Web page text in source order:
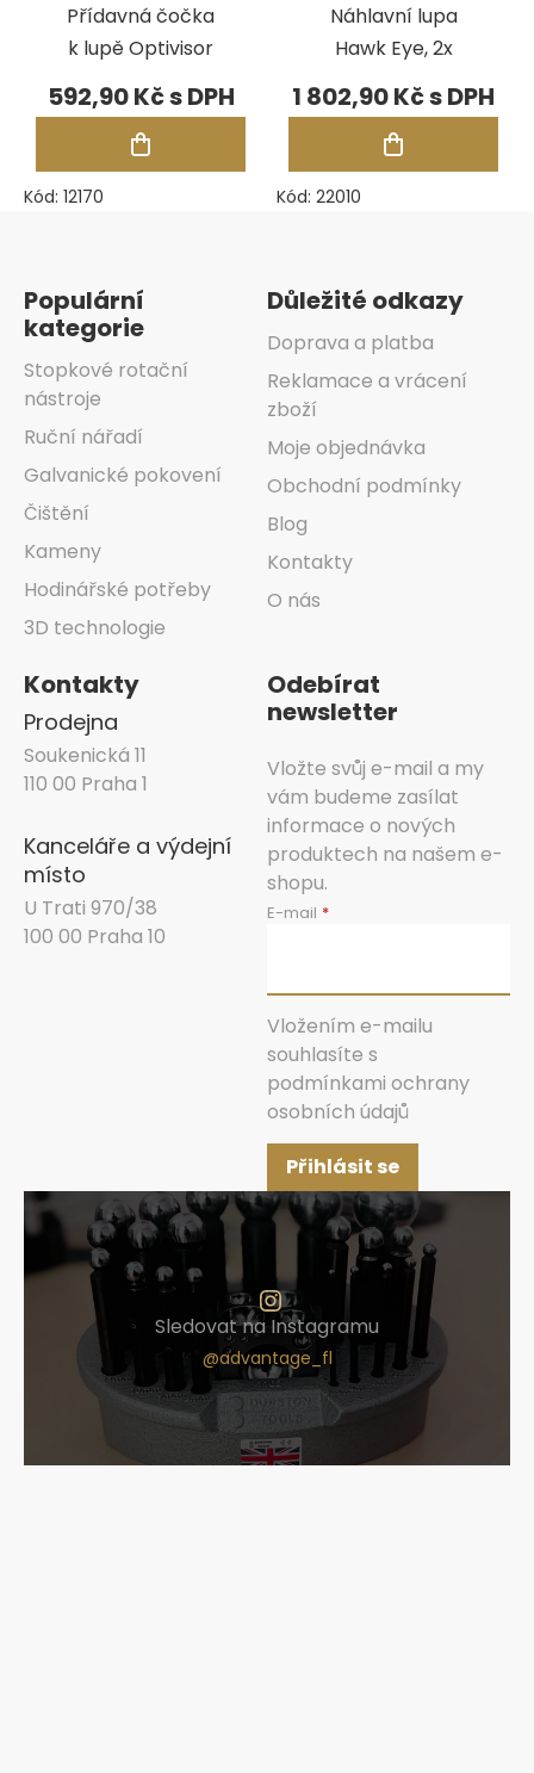
Přídavná čočka
k lupě Optivisor
592,90 Kč
Kód: 12170
Náhlavní lupa
Hawk Eye, 2x
1 802,90 Kč
Kód: 22010
Populární
kategorie
Stopkové rotační
nástroje
Ruční nářadí
Galvanické pokovení
Čištění
Kameny
Hodinářské potřeby
3D technologie
Důležité odkazy
Doprava a platba
Reklamace a vrácení
zboží
Moje objednávka
Obchodní podmínky
Blog
Kontakty
O nás
Kontakty
Prodejna
Soukenická 11
110 00 Praha 1
Kanceláře a výdejní
místo
U Trati 970/38
100 00 Praha 10
Odebírat
newsletter
Vložte svůj e-mail a my
vám budeme zasílat
informace o nových
produktech na našem e-
shopu.
E-mail
Vložením e-mailu
souhlasíte s
podmínkami ochrany
osobních údajů
Přihlásit se
Sledovat na Instagramu